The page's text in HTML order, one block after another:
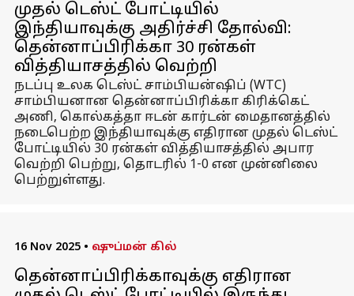
முதல் டெஸ்ட் போட்டியில்
இந்தியாவுக்கு அதிர்ச்சி தோல்வி:
தென்னாப்பிரிக்கா 30 ரன்கள்
வித்தியாசத்தில் வெற்றி
நடப்பு உலக டெஸ்ட் சாம்பியன்ஷிப் (WTC)
சாம்பியனான தென்னாப்பிரிக்கா கிரிக்கெட்
அணி, கொல்கத்தா ஈடன் கார்டன் மைதானத்தில்
நடைபெற்ற இந்தியாவுக்கு எதிரான முதல் டெஸ்ட்
போட்டியில் 30 ரன்கள் வித்தியாசத்தில் அபார
வெற்றி பெற்று, தொடரில் 1-0 என முன்னிலை
பெற்றுள்ளது.
16 Nov 2025 • ஷுப்மன் கில்
தென்னாப்பிரிக்காவுக்கு எதிரான